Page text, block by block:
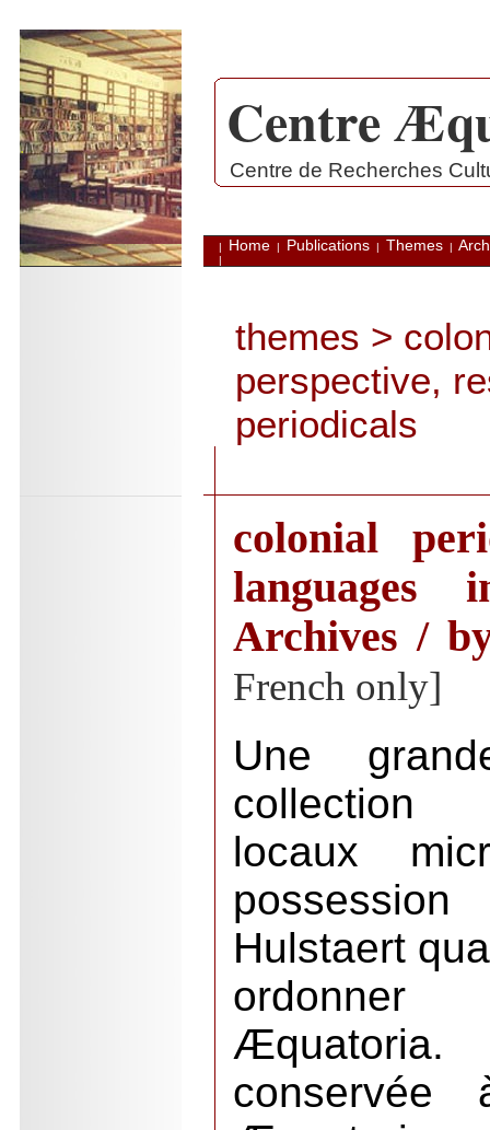
. Centre
Centre de Recherches
| Home | Publications | Themes |
|
themes >
perspective,
periodicals
colonial
Archives /
French only]
Une
collection
locaux
Hulstaert
conservée